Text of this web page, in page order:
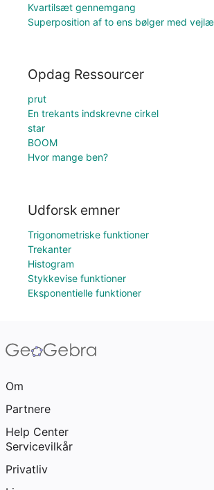
Kvartilsæt gennemgang
Superposition af to ens bølger med
Opdag Ressourcer
prut
En trekants indskrevne cirkel
star
BOOM
Hvor mange ben?
Udforsk emner
Trigonometriske funktioner
Trekanter
Histogram
Stykkevise funktioner
Eksponentielle funktioner
Om
Partnere
Help Center
Servicevilkår
Privatliv